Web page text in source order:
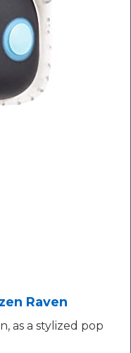
Raven
as a stylized pop